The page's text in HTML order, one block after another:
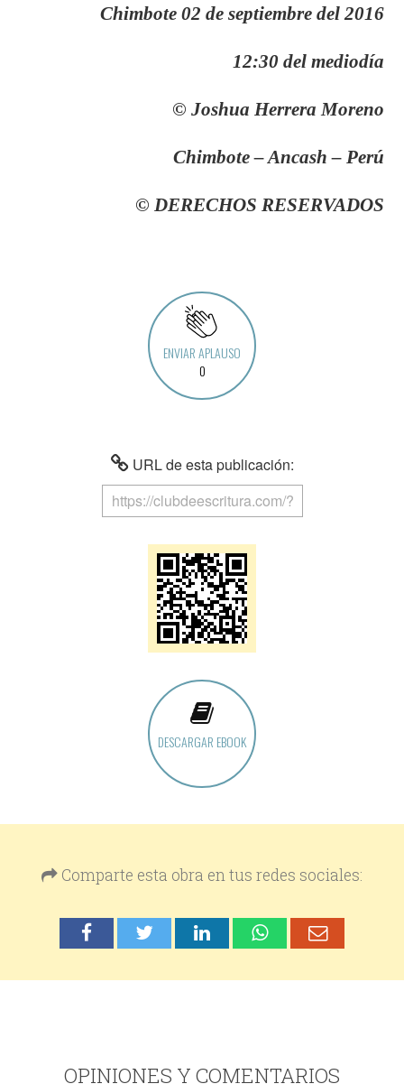
Chimbote 02 de septiembre del 2016
12:30 del mediodía
© Joshua Herrera Moreno
Chimbote – Ancash – Perú
© DERECHOS RESERVADOS
ENVIAR APLAUSO
0
URL de esta publicación:
DESCARGAR EBOOK
Comparte esta obra en tus redes sociales:
OPINIONES Y COMENTARIOS